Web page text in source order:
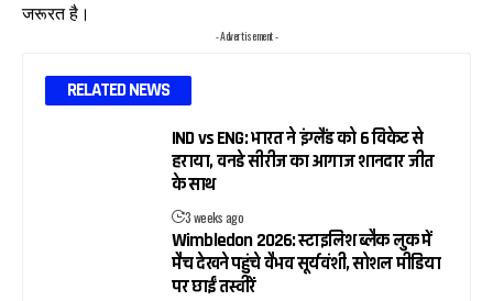
जरूरत है।
- Advertisement -
RELATED NEWS
IND vs ENG: भारत ने इंग्लैंड को 6 विकेट से
हराया, वनडे सीरीज का आगाज शानदार जीत
के साथ
3 weeks ago
Wimbledon 2026: स्टाइलिश ब्लैक लुक में
मैच देखने पहुंचे वैभव सूर्यवंशी, सोशल मीडिया
पर छाईं तस्वीरें